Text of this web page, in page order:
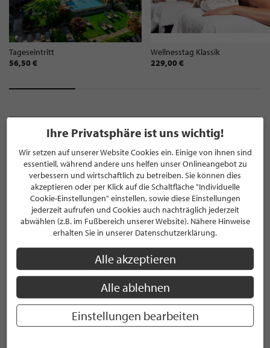
Tageseintritt
56,50 €
Wellnesstag Klassik
229,00 €
NEWSLETTER
Bleiben Sie immer UP TO DATE! Melden Sie sich jetzt für
unseren STILPUNKTE®-Newsletter an und profitieren Sie
von exklusivenNeuigkeiten, TrendsundAngeboten
Mit der Anmeldung für unseren Newsletter stimmen Sie
unserenDatenschutzbestimmungenzu. EineAbmeldung
ist jederzeit möglich.
ANMELDEN
Mit der Anmeldung an unserem Newsletter stimmen Sie unseren
Ihre Privatsphäre ist uns wichtig!
Wir setzen auf unserer Website Cookies ein. Einige von ihnen sind
essentiell, während andere uns helfen unser Onlineangebot zu
verbessern und wirtschaftlich zu betreiben. Sie können dies
akzeptieren oder per Klick auf die Schaltfläche "Individuelle
Cookie-Einstellungen" einstellen, sowie diese Einstellungen
jederzeit aufrufen und Cookies auch nachträglich jederzeit
abwählen (z.B. im Fußbereich unserer Website). Nähere Hinweise
erhalten Sie in unserer Datenschutzerklärung.
Alle akzeptieren
Alle ablehnen
Einstellungen bearbeiten